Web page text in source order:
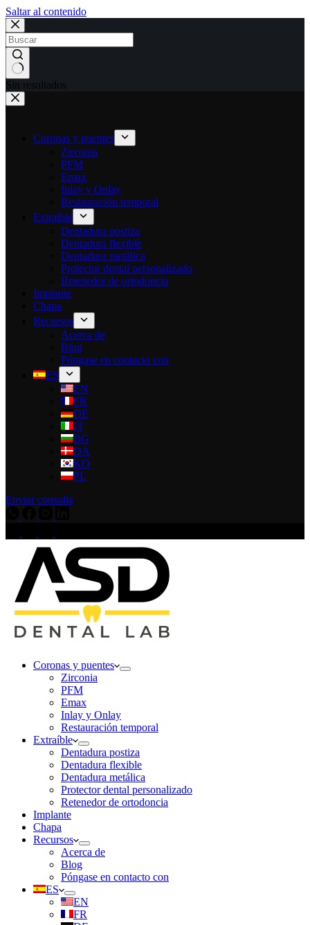
Saltar al contenido
Sin resultados
Coronas y puentes
Zirconia
PFM
Emax
Inlay y Onlay
Restauración temporal
Extraíble
Dentadura postiza
Dentadura flexible
Dentadura metálica
Protector dental personalizado
Retenedor de ortodoncia
Implante
Chapa
Recursos
Acerca de
Blog
Póngase en contacto con
ES
EN
FR
DE
IT
BG
DA
KO
PL
Enviar consulta
Coronas y puentes
Zirconia
PFM
Emax
Inlay y Onlay
Restauración temporal
Extraíble
Dentadura postiza
Dentadura flexible
Dentadura metálica
Protector dental personalizado
Retenedor de ortodoncia
Implante
Chapa
Recursos
Acerca de
Blog
Póngase en contacto con
ES
EN
FR